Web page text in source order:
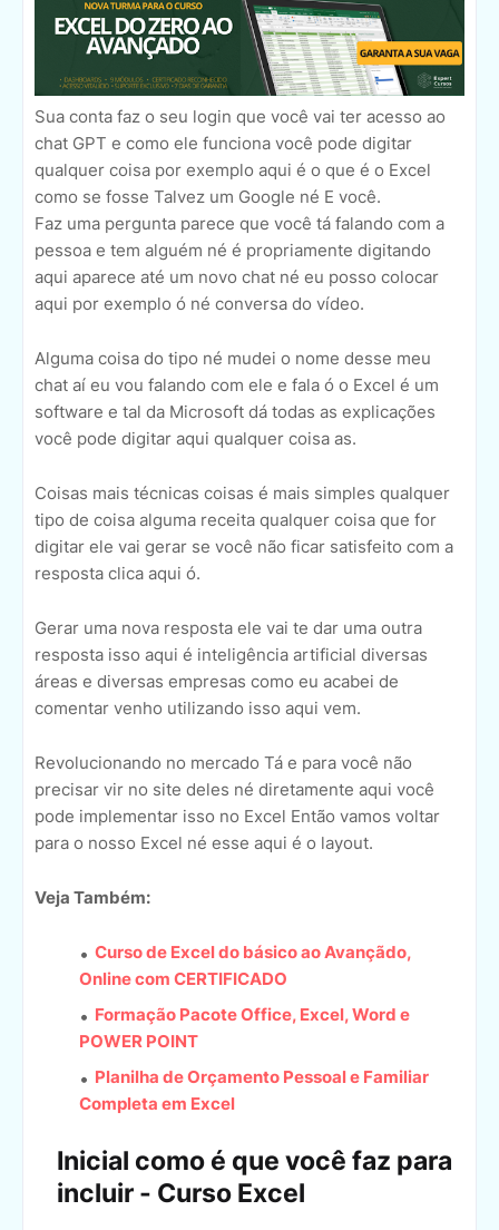
Sua conta faz o seu login que você vai ter acesso ao
chat GPT e como ele funciona você pode digitar
qualquer coisa por exemplo aqui é o que é o Excel
como se fosse Talvez um Google né E você.
Faz uma pergunta parece que você tá falando com a
pessoa e tem alguém né é propriamente digitando
aqui aparece até um novo chat né eu posso colocar
aqui por exemplo ó né conversa do vídeo.
Alguma coisa do tipo né mudei o nome desse meu
chat aí eu vou falando com ele e fala ó o Excel é um
software e tal da Microsoft dá todas as explicações
você pode digitar aqui qualquer coisa as.
Coisas mais técnicas coisas é mais simples qualquer
tipo de coisa alguma receita qualquer coisa que for
digitar ele vai gerar se você não ficar satisfeito com a
resposta clica aqui ó.
Gerar uma nova resposta ele vai te dar uma outra
resposta isso aqui é inteligência artificial diversas
áreas e diversas empresas como eu acabei de
comentar venho utilizando isso aqui vem.
Revolucionando no mercado Tá e para você não
precisar vir no site deles né diretamente aqui você
pode implementar isso no Excel Então vamos voltar
para o nosso Excel né esse aqui é o layout.
Veja Também:
Curso de Excel do básico ao Avançãdo,
Online com CERTIFICADO
Formação Pacote Office, Excel, Word e
POWER POINT
Planilha de Orçamento Pessoal e Familiar
Completa em Excel
Inicial como é que você faz para
incluir - Curso Excel